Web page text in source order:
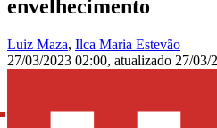
envelhecimento
Luiz Maza, Ilca Maria Estevão
27/03/2023 02:00, atualizado 27/03/